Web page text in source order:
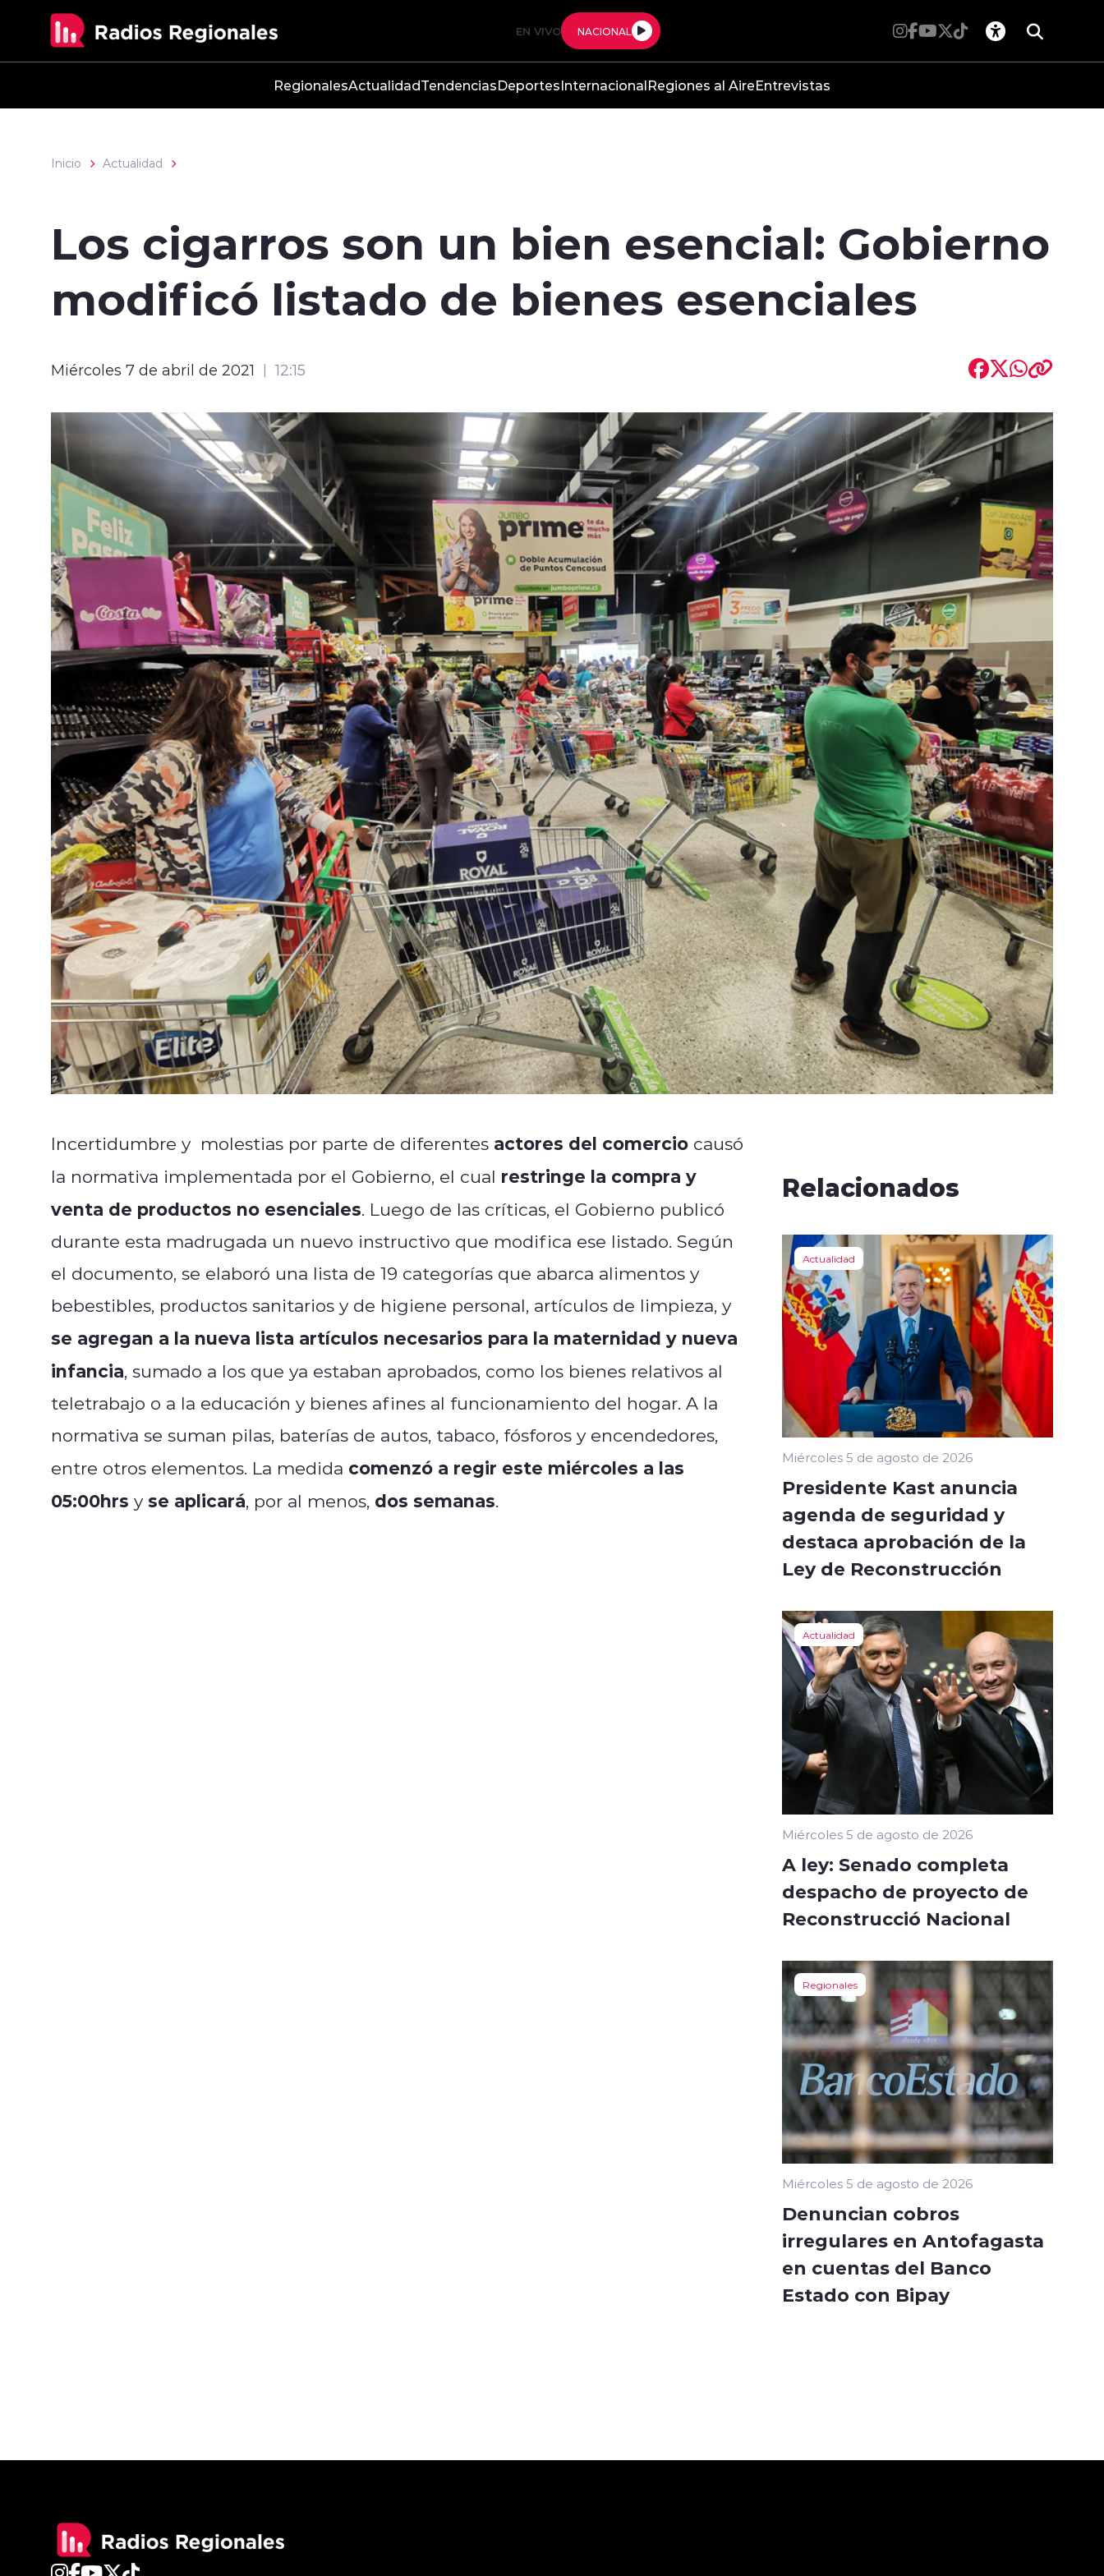
EN VIVO NACIONAL
RegionalesActualidadTendenciasDeportesInternacionalRegiones al AireEntrevistas
Inicio Actualidad
Los cigarros son un bien esencial: Gobierno
modificó listado de bienes esenciales
Miércoles 7 de abril de 2021 12:15
Incertidumbre y molestias por parte de diferentes actores del comercio causó
la normativa implementada por el Gobierno, el cual restringe la compra y
venta de productos no esenciales. Luego de las críticas, el Gobierno publicó
durante esta madrugada un nuevo instructivo que modifica ese listado. Según
el documento, se elaboró una lista de 19 categorías que abarca alimentos y
bebestibles, productos sanitarios y de higiene personal, artículos de limpieza, y
se agregan a la nueva lista artículos necesarios para la maternidad y nueva
infancia, sumado a los que ya estaban aprobados, como los bienes relativos al
teletrabajo o a la educación y bienes afines al funcionamiento del hogar. A la
normativa se suman pilas, baterías de autos, tabaco, fósforos y encendedores,
entre otros elementos. La medida comenzó a regir este miércoles a las
05:00hrs y se aplicará, por al menos, dos semanas.
Relacionados
Actualidad
Miércoles 5 de agosto de 2026
Presidente Kast anuncia
agenda de seguridad y
destaca aprobación de la
Ley de Reconstrucción
Actualidad
Miércoles 5 de agosto de 2026
A ley: Senado completa
despacho de proyecto de
Reconstrucció Nacional
Regionales
Miércoles 5 de agosto de 2026
Denuncian cobros
irregulares en Antofagasta
en cuentas del Banco
Estado con Bipay